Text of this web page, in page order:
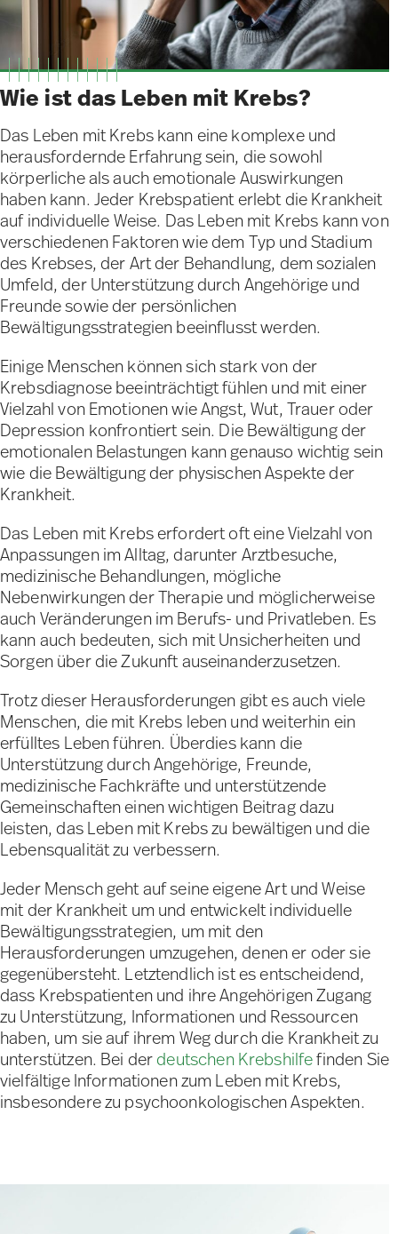
Wie ist das Leben mit Krebs?
Das Leben mit Krebs kann eine komplexe und
herausfordernde Erfahrung sein, die sowohl
körperliche als auch emotionale Auswirkungen
haben kann. Jeder Krebspatient erlebt die Krankheit
auf individuelle Weise. Das Leben mit Krebs kann von
verschiedenen Faktoren wie dem Typ und Stadium
des Krebses, der Art der Behandlung, dem sozialen
Umfeld, der Unterstützung durch Angehörige und
Freunde sowie der persönlichen
Bewältigungsstrategien beeinflusst werden.
Einige Menschen können sich stark von der
Krebsdiagnose beeinträchtigt fühlen und mit einer
Vielzahl von Emotionen wie Angst, Wut, Trauer oder
Depression konfrontiert sein. Die Bewältigung der
emotionalen Belastungen kann genauso wichtig sein
wie die Bewältigung der physischen Aspekte der
Krankheit.
Das Leben mit Krebs erfordert oft eine Vielzahl von
Anpassungen im Alltag, darunter Arztbesuche,
medizinische Behandlungen, mögliche
Nebenwirkungen der Therapie und möglicherweise
auch Veränderungen im Berufs- und Privatleben. Es
kann auch bedeuten, sich mit Unsicherheiten und
Sorgen über die Zukunft auseinanderzusetzen.
Trotz dieser Herausforderungen gibt es auch viele
Menschen, die mit Krebs leben und weiterhin ein
erfülltes Leben führen. Überdies kann die
Unterstützung durch Angehörige, Freunde,
medizinische Fachkräfte und unterstützende
Gemeinschaften einen wichtigen Beitrag dazu
leisten, das Leben mit Krebs zu bewältigen und die
Lebensqualität zu verbessern.
Jeder Mensch geht auf seine eigene Art und Weise
mit der Krankheit um und entwickelt individuelle
Bewältigungsstrategien, um mit den
Herausforderungen umzugehen, denen er oder sie
gegenübersteht. Letztendlich ist es entscheidend,
dass Krebspatienten und ihre Angehörigen Zugang
zu Unterstützung, Informationen und Ressourcen
haben, um sie auf ihrem Weg durch die Krankheit zu
unterstützen. Bei derdeutschen Krebshilfefinden Sie
vielfältige Informationen zum Leben mit Krebs,
insbesondere zu psychoonkologischen Aspekten.